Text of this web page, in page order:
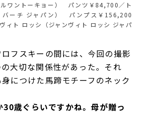
ルワントーキョー） パンツ￥84,700／ト
バーチ ジャパン） パンプス￥156,200
ィト ロッシ（ジャンヴィト ロッシ ジャパ
フスキーの間には、今回の撮影
大切な関係性があった。それ
につけた馬蹄モチーフのネック
30歳ぐらいですかね。母が贈っ